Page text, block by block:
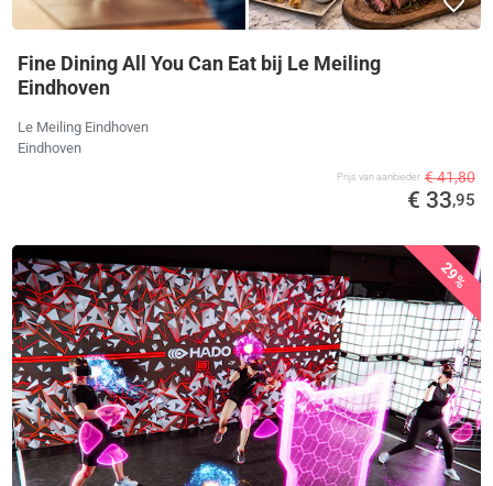
Fine Dining All You Can Eat bij Le Meiling
Eindhoven
Le Meiling Eindhoven
Eindhoven
Prijs van aanbieder € 41,80
€ 33,95
29%